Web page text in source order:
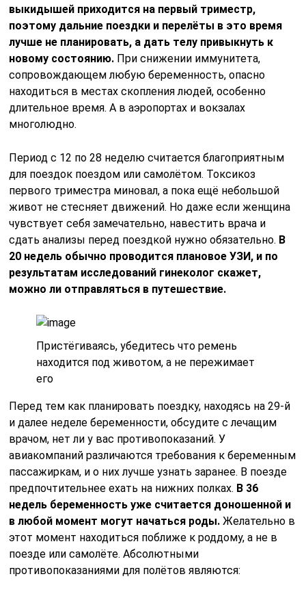
выкидышей приходится на первый триместр,
поэтому дальние поездки и перелёты в это время
лучше не планировать, а дать телу привыкнуть к
новому состоянию. При снижении иммунитета,
сопровождающем любую беременность, опасно
находиться в местах скопления людей, особенно
длительное время. А в аэропортах и вокзалах
многолюдно.
Период с 12 по 28 неделю считается благоприятным
для поездок поездом или самолётом. Токсикоз
первого триместра миновал, а пока ещё небольшой
живот не стесняет движений. Но даже если женщина
чувствует себя замечательно, навестить врача и
сдать анализы перед поездкой нужно обязательно. В
20 недель обычно проводится плановое УЗИ, и по
результатам исследований гинеколог скажет,
можно ли отправляться в путешествие.
Пристёгиваясь, убедитесь что ремень
находится под животом, а не пережимает
его
Перед тем как планировать поездку, находясь на 29-й
и далее неделе беременности, обсудите с лечащим
врачом, нет ли у вас противопоказаний. У
авиакомпаний различаются требования к беременным
пассажиркам, и о них лучше узнать заранее. В поезде
предпочтительнее ехать на нижних полках. В 36
недель беременность уже считается доношенной и
в любой момент могут начаться роды. Желательно в
этот момент находиться поближе к роддому, а не в
поезде или самолёте. Абсолютными
противопоказаниями для полётов являются: